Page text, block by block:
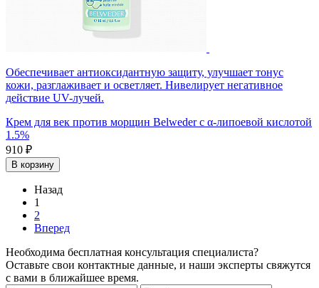
Обеспечивает антиоксидантную защиту, улучшает тонус
кожи, разглаживает и осветляет. Нивелирует негативное
действие UV-лучей.
Крем для век против морщин Belweder с α-липоевой кислотой
1.5%
910 ₽
В корзину
Назад
1
2
Вперед
Необходима бесплатная консультация специалиста?
Оставьте свои контактные данные, и наши эксперты свяжутся
с вами в ближайшее время.